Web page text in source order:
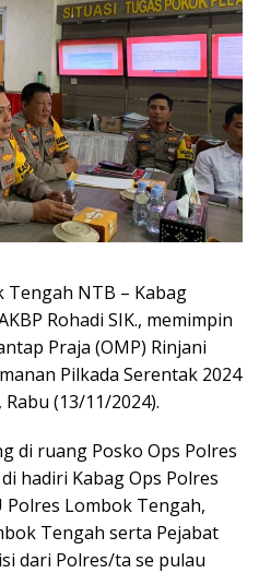
Tengah NTB – Kabag
Rohadi SIK., memimpin
Praja (OMP) Rinjani
Pilkada Serentak 2024
(13/11/2024).
di ruang Posko Ops Polres
hadiri Kabag Ops Polres
Polres Lombok Tengah,
Tengah serta Pejabat
dari Polres/ta se pulau